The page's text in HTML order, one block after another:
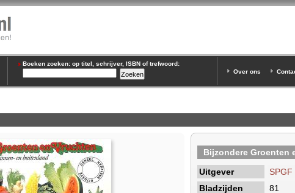
Boeken zoeken: op titel, schrijver, ISBN of trefwoord:
Over ons
Bijzondere Groenten
Uitgever
SPGF
Bladzijden
81